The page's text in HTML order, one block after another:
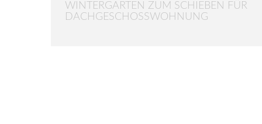
WINTERGARTEN ZUM SCHIEBEN FÜR
DACHGESCHOSSWOHNUNG